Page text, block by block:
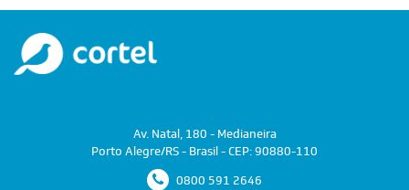
Av. Natal, 180 - Medianeira
Porto Alegre/RS - Brasil - CEP: 90880-110
0800 591 2646